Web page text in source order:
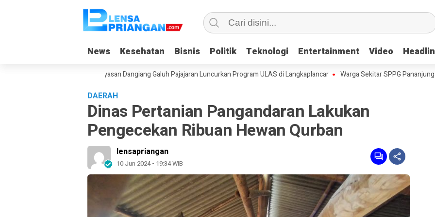
News Kesehatan Bisnis Politik Teknologi Entertainment Video
News Kesehatan Bisnis Politik Teknologi Entertainment Video
Gadget Saat Liburan, Yayasan Dangiang Galuh Pajajaran Luncurkan Program ULAS di Langkaplancar Warga Sekitar SPPG Pananjung Dua
DAERAH
Dinas Pertanian Pangandaran Lakukan
Pengecekan Ribuan Hewan Qurban
lensapriangan
10 Jun 2024 - 19:34 WIB